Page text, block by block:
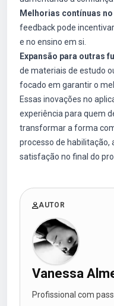
Melhorias contínuas
feedback pode
e no ensino em si.
Expansão para outras
de materiais de estudo
focado em garantir o
Essas inovações no
experiência para quem
transformar a forma
processo de habilitação,
satisfação no final do
AUTOR
Vanessa
Profissional com